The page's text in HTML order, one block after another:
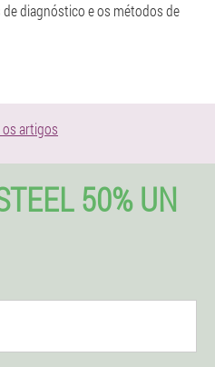
diagnóstico e os métodos de
artigos
50% UN